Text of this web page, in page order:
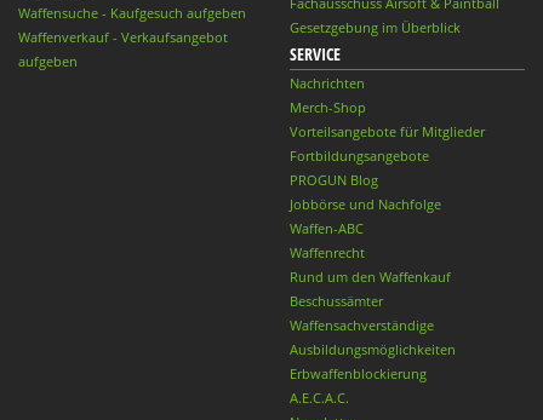
Waffensuche - Kaufgesuch aufgeben
Waffenverkauf - Verkaufsangebot
aufgeben
Gesetzgebung im Überblick
SERVICE
Nachrichten
Merch-Shop
Vorteilsangebote für Mitglieder
Fortbildungsangebote
PROGUN Blog
Jobbörse und Nachfolge
Waffen-ABC
Waffenrecht
Rund um den Waffenkauf
Beschussämter
Waffensachverständige
Ausbildungsmöglichkeiten
Erbwaffenblockierung
A.E.C.A.C.